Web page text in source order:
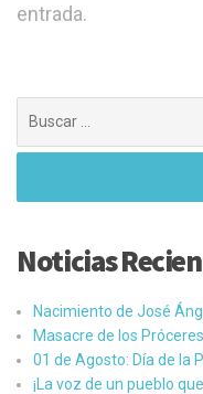
entrada.
Noticias
Nacimiento de José
Masacre de los
01 de Agosto: Día de la
¡La voz de un pueblo